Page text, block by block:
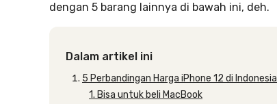
dengan 5 barang lainnya di bawah ini, deh.
Dalam artikel ini
5 Perbandingan Harga iPhone 12 di Indonesia
1. Bisa untuk beli MacBook